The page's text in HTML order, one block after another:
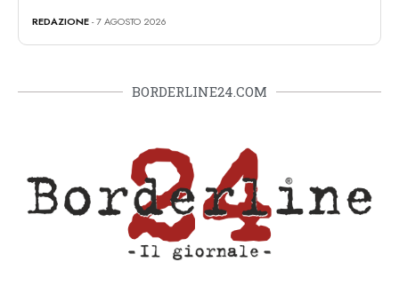
REDAZIONE- 7 AGOSTO 2026
BORDERLINE24.COM